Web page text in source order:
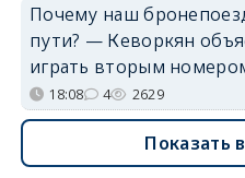
Почему наш
пути? — Кеворкян
играть вторым
18:08 4 2629
Показать